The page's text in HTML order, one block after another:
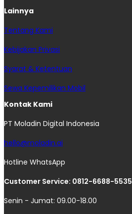
Lainnya
Tentang Kami
Kebijakan Privasi
Syarat & Ketentuan
Sewa Kepemilikan Mobil
Kontak Kami
PT Moladin Digital Indonesia
hello@moladin.ai
Hotline WhatsApp
Customer Service: 0812-6688-5535
Senin - Jumat: 09.00-18.00